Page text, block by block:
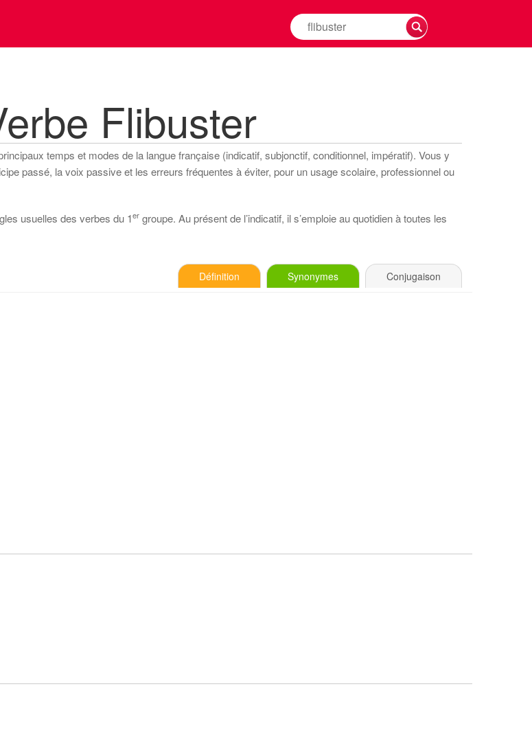
Rechercher
la
Flibuster
temps et modes de la langue française (indicatif, subjonctif, conditionnel, impératif). Vous y
passé, la voix passive et les erreurs fréquentes à éviter, pour un usage scolaire, professionnel ou
usuelles des verbes du 1er groupe. Au présent de l’indicatif, il s’emploie au quotidien à toutes les
Définition Synonymes Conjugaison